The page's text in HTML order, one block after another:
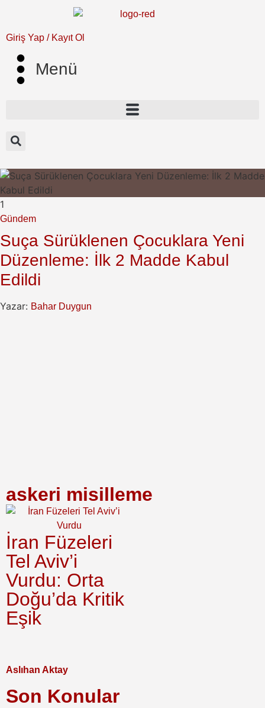
Giriş Yap / Kayıt Ol
Menü
1
Gündem
Suça Sürüklenen Çocuklara Yeni
Düzenleme: İlk 2 Madde Kabul
Edildi
Yazar: Bahar Duygun
askeri misilleme
İran Füzeleri
Tel Aviv’i
Vurdu: Orta
Doğu’da Kritik
Eşik
Aslıhan Aktay
Son Konular